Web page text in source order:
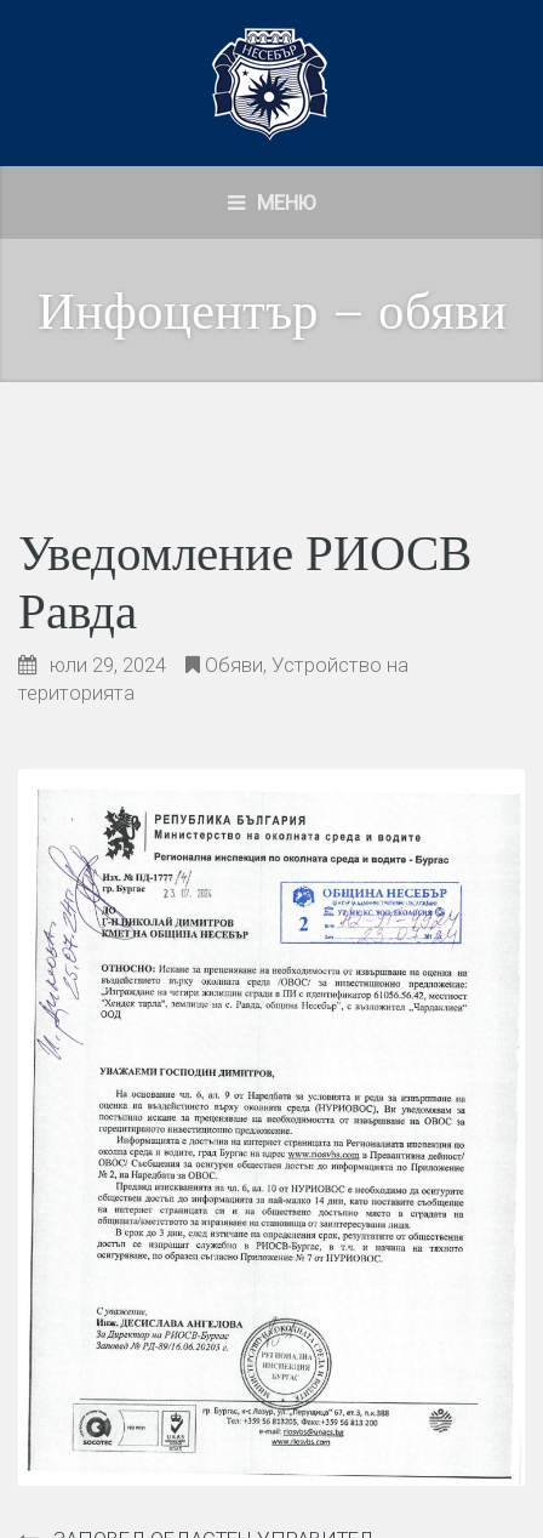
МЕНЮ
Инфоцентър – обяви
Уведомление РИОСВ
Равда
юли 29, 2024 Обяви, Устройство на
територията
Навигация